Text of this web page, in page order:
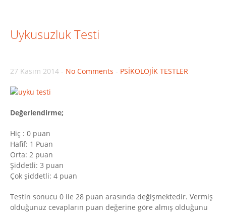
Uykusuzluk Testi
27 Kasım 2014 - No Comments - PSİKOLOJİK TESTLER
Değerlendirme;
Hiç : 0 puan
Hafif: 1 Puan
Orta: 2 puan
Şiddetli: 3 puan
Çok şiddetli: 4 puan
Testin sonucu 0 ile 28 puan arasında değişmektedir. Vermiş
olduğunuz cevapların puan değerine göre almış olduğunu